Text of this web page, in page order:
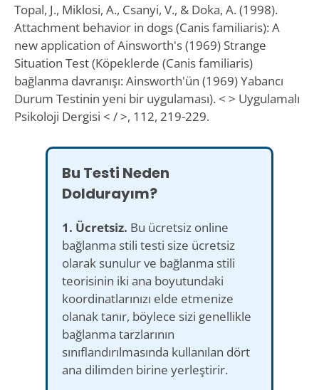
Topal, J., Miklosi, A., Csanyi, V., & Doka, A. (1998).
Attachment behavior in dogs (Canis familiaris): A
new application of Ainsworth's (1969) Strange
Situation Test (Köpeklerde (Canis familiaris)
bağlanma davranışı: Ainsworth'ün (1969) Yabancı
Durum Testinin yeni bir uygulaması). < > Uygulamalı
Psikoloji Dergisi < / >, 112, 219-229.
Bu Testi Neden
Doldurayım?
1. Ücretsiz. Bu ücretsiz online
bağlanma stili testi size ücretsiz
olarak sunulur ve bağlanma stili
teorisinin iki ana boyutundaki
koordinatlarınızı elde etmenize
olanak tanır, böylece sizi genellikle
bağlanma tarzlarının
sınıflandırılmasında kullanılan dört
ana dilimden birine yerleştirir.